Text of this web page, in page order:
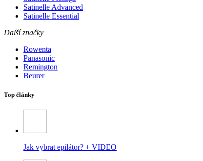
Satinelle Advanced
Satinelle Essential
Další značky
Rowenta
Panasonic
Remington
Beurer
Top články
Jak vybrat epilátor? + VIDEO